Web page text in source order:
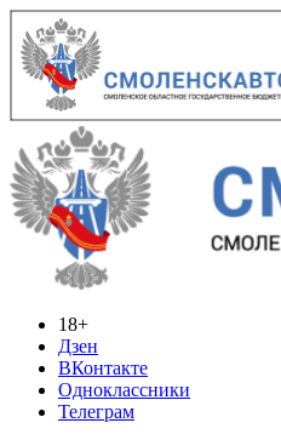
18+
Дзен
ВКонтакте
Одноклассники
Телеграм